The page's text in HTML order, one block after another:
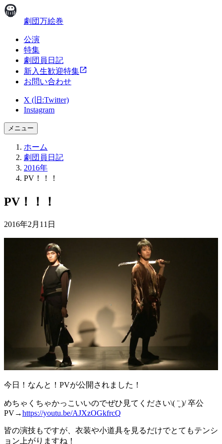
劇団万絵巻
公演
特集
劇団員日記
新入生歓迎特集
お問い合わせ
X (旧:Twitter)
Instagram
メニュー
ホーム
劇団員日記
2016年
PV！！！
PV！！！
2016年2月11日
今日！なんと！PVが公開されました！
めちゃくちゃかっこいいのでぜひ見てください\( ¨̮ )/ 卒公
PV→https://youtu.be/AJXzOGkfrcQ
皆の演技もですが、衣装や小道具を見るだけでとてもテンシ
ョン上がりますね！